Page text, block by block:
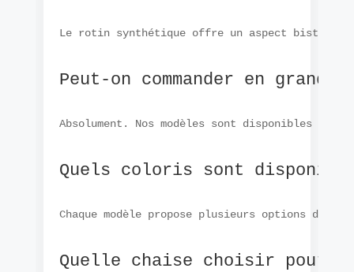
Le rotin synthétique offre un aspect bistrot
Peut-on commander en
Absolument. Nos modèles sont disponibles en
Quels coloris sont
Chaque modèle propose plusieurs options
Quelle chaise choisir pour